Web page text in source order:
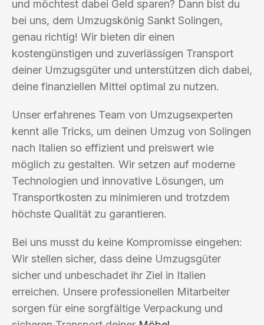
und möchtest dabei Geld sparen? Dann bist du
bei uns, dem Umzugskönig Sankt Solingen,
genau richtig! Wir bieten dir einen
kostengünstigen und zuverlässigen Transport
deiner Umzugsgüter und unterstützen dich dabei,
deine finanziellen Mittel optimal zu nutzen.
Unser erfahrenes Team von Umzugsexperten
kennt alle Tricks, um deinen Umzug von Solingen
nach Italien so effizient und preiswert wie
möglich zu gestalten. Wir setzen auf moderne
Technologien und innovative Lösungen, um
Transportkosten zu minimieren und trotzdem
höchste Qualität zu garantieren.
Bei uns musst du keine Kompromisse eingehen:
Wir stellen sicher, dass deine Umzugsgüter
sicher und unbeschadet ihr Ziel in Italien
erreichen. Unsere professionellen Mitarbeiter
sorgen für eine sorgfältige Verpackung und